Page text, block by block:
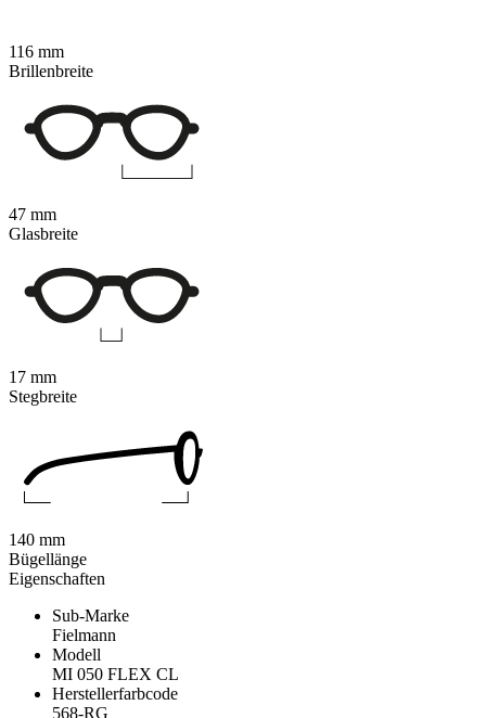
Eigenschaften
Sub-Marke
Fielmann
Modell
MI 050 FLEX CL
Herstellerfarbcode
568-RG
116 mm
Brillenbreite
47 mm
Glasbreite
17 mm
Stegbreite
140 mm
Bügellänge